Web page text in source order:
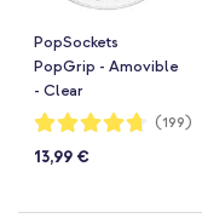
PopSockets
PopGrip - Amovible
- Clear
Notation:
94%
(199)
13,99 €